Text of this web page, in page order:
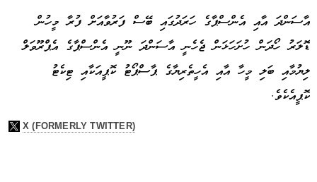
އާސަންދަ އާއި އެންސްޕާގެ ހަރަދުގައި ބޭސް ފަރުވާއަށް ފުރާ މީހުން
ޑޮލަރު ހޯދަން ހުށަހަޅަން ޖެހެނީ އާސަންދަ ނޫނީ އެންސްޕާގެ އެޕްރޫވަލް
ލިޔުމާއި ބަލި މީހާ އާއި އެހީތެރިޔާގެ ޕާސްޕޯޓު ކޮޕީއަކާއި ޓިކެޓު
ކޮޕީއެކެވެ.